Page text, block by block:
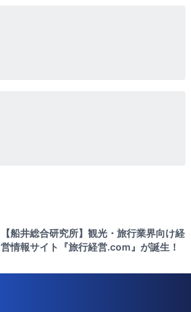
【船井総合研究所】観光・旅行業界向け経
営情報サイト『旅行経営.com』が誕生！